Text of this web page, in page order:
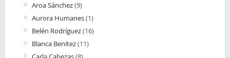
Aroa Sánchez(9)
Aurora Humanes(1)
Belén Rodríguez(16)
Blanca Benítez(11)